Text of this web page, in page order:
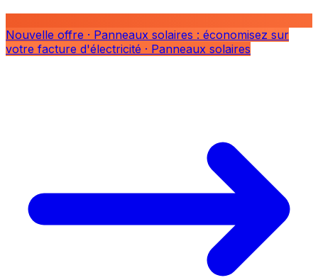
Nouvelle offre · Panneaux solaires : économisez sur
votre facture d'électricité · Panneaux solaires